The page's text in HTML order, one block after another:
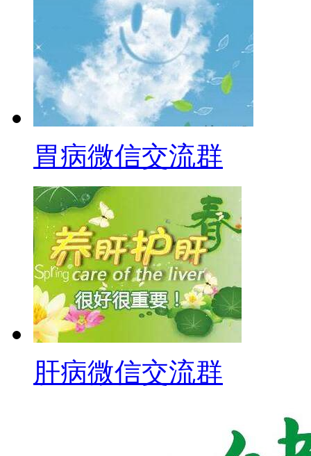
胃病微信交流群
肝病微信交流群